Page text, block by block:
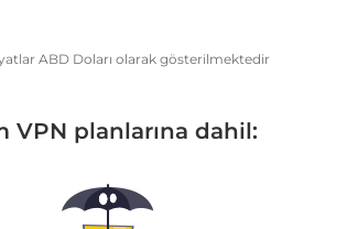
ABD Doları olarak gösterilmektedir
VPN planlarına dahil: